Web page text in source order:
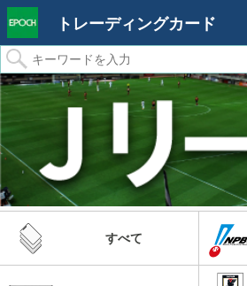
トレーディングカード
すべて